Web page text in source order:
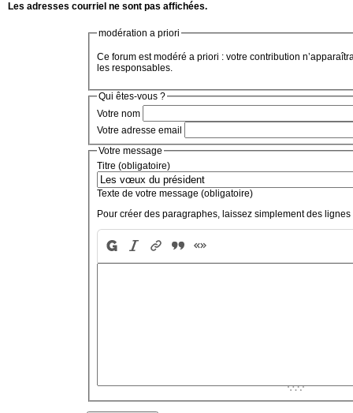
Les adresses courriel ne sont pas affichées.
modération a priori
Ce forum est modéré a priori : votre contribution
les responsables.
Qui êtes-vous ?
Votre nom
Votre adresse email
Votre message
Titre (obligatoire)
Texte de votre message (obligatoire)
Pour créer des paragraphes, laissez simplement des lignes